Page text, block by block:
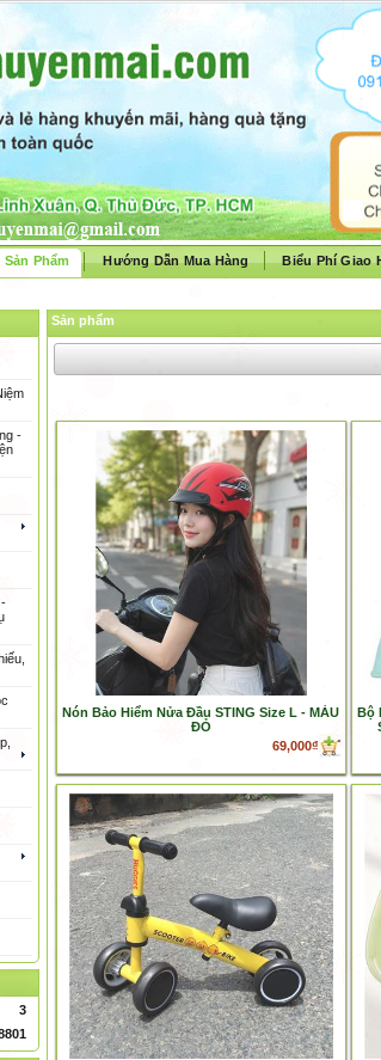
Sản Phẩm Hướng Dẫn Mua Hàng Biểu Phí Giao
Sản phẩm
Nón Bảo Hiểm Nửa Đầu STING Size L - MÀU
ĐỎ
69,000₫
Bộ
-
3